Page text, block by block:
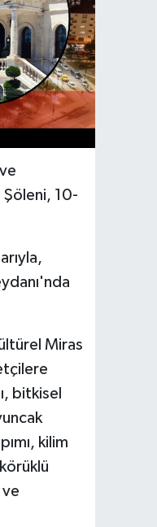
Şöleni, 10-
Miras
bitkisel
kilim